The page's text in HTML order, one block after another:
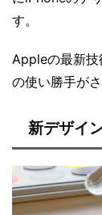
す。
Appleの最新
の使い勝手が
新デザイ